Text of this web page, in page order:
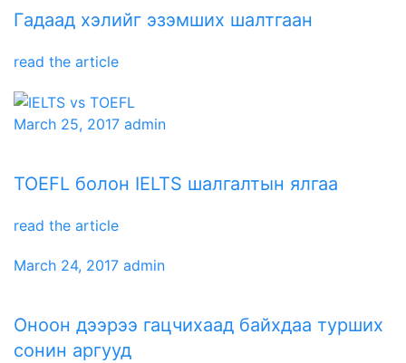
Гадаад хэлийг эзэмших шалтгаан
read the article
March 25, 2017 admin
TOEFL болон IELTS шалгалтын ялгаа
read the article
March 24, 2017 admin
Оноон дээрээ гацчихаад байхдаа турших
сонин аргууд